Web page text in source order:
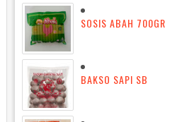
SOSIS ABAH 700GR
BAKSO SAPI SB